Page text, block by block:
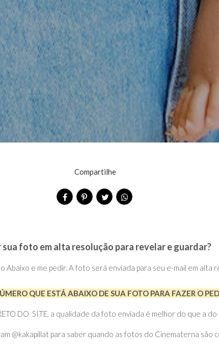
Compartilhe
sua foto em alta resolução para revelar e guardar?
Abaixo e me pedir. A foto será enviada para seu e-mail em alta
QUE ESTÁ ABAIXO DE SUA FOTO PARA FAZER O
DO SITE, a qualidade da foto enviada é melhor do que a
@kakapillat para saber quando as fotos do Cinematerna são